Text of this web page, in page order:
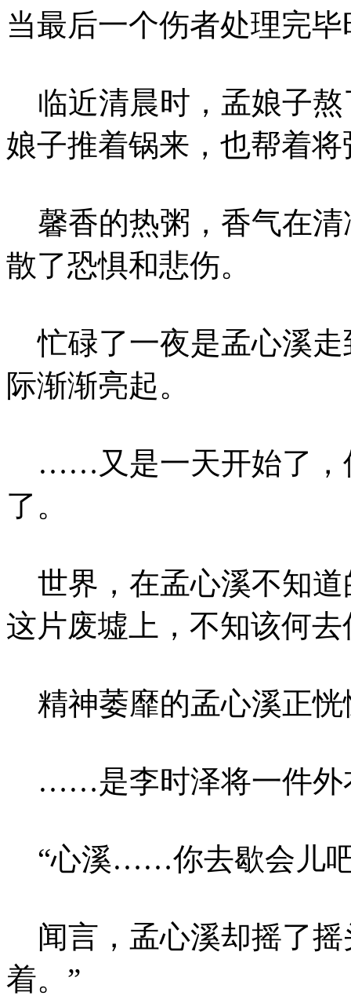
当最后一个伤者处理完
临近清晨时，孟娘子熬
娘子推着锅来，也帮着
馨香的热粥，香气在清
散了恐惧和悲伤。
忙碌了一夜是孟心溪走
际渐渐亮起。
……又是一天开始了，
了。
世界，在孟心溪不知道
这片废墟上，不知该何去
精神萎靡的孟心溪正恍
……是李时泽将一件外
“心溪……你去歇会儿吧
闻言，孟心溪却摇了
着。”